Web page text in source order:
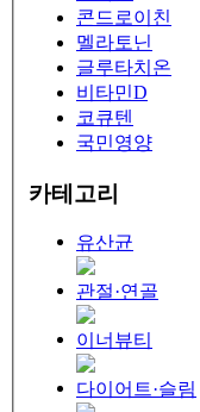
콘드로이친
멜라토닌
글루타치온
비타민D
코큐텐
국민영양
카테고리
유산균
관절·연골
이너뷰티
다이어트·슬림